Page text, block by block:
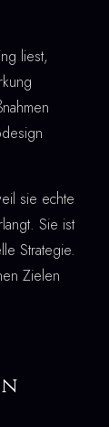
liest,
sie echte
Sie ist
Strategie.
Zielen